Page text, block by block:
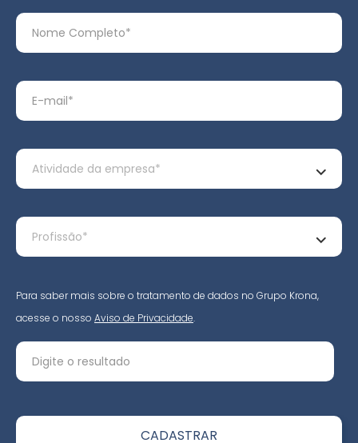
Para saber mais sobre o tratamento de dados no Grupo Krona,
acesse o nosso Aviso de Privacidade.